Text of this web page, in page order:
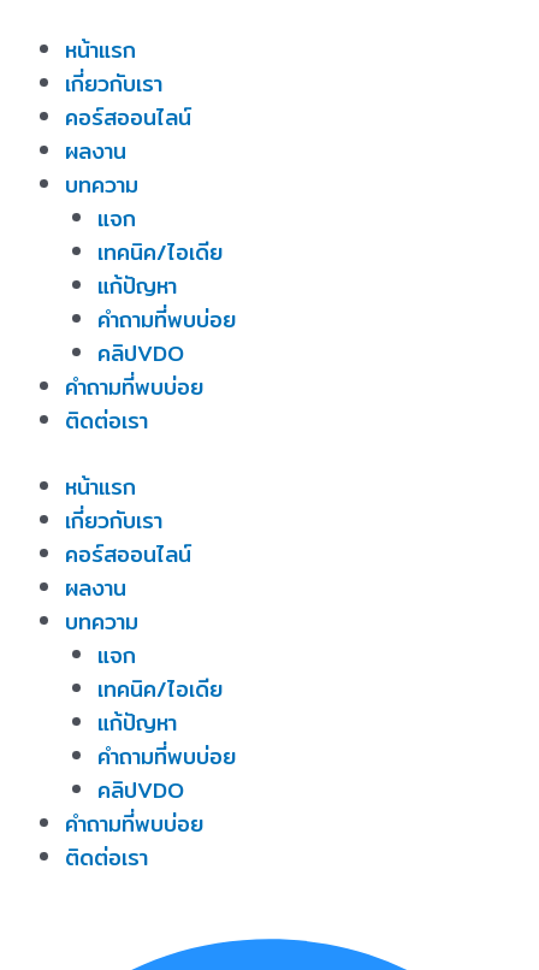
content
หน้าแรก
เกี่ยวกับเรา
คอร์สออนไลน์
ผลงาน
บทความ
แจก
เทคนิค/ไอเดีย
แก้ปัญหา
คำถามที่พบบ่อย
คลิปVDO
คำถามที่พบบ่อย
ติดต่อเรา
หน้าแรก
เกี่ยวกับเรา
คอร์สออนไลน์
ผลงาน
บทความ
แจก
เทคนิค/ไอเดีย
แก้ปัญหา
คำถามที่พบบ่อย
คลิปVDO
คำถามที่พบบ่อย
ติดต่อเรา